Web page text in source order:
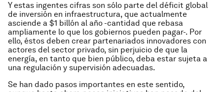
Y estas ingentes cifras son sólo parte del déficit global
de inversión en infraestructura, que actualmente
asciende a $1 billón al año -cantidad que rebasa
ampliamente lo que los gobiernos pueden pagar-. Por
ello, éstos deben crear partenariados innovadores con
actores del sector privado, sin perjuicio de que la
energía, en tanto que bien público, deba estar sujeta a
una regulación y supervisión adecuadas.
Se han dado pasos importantes en este sentido,